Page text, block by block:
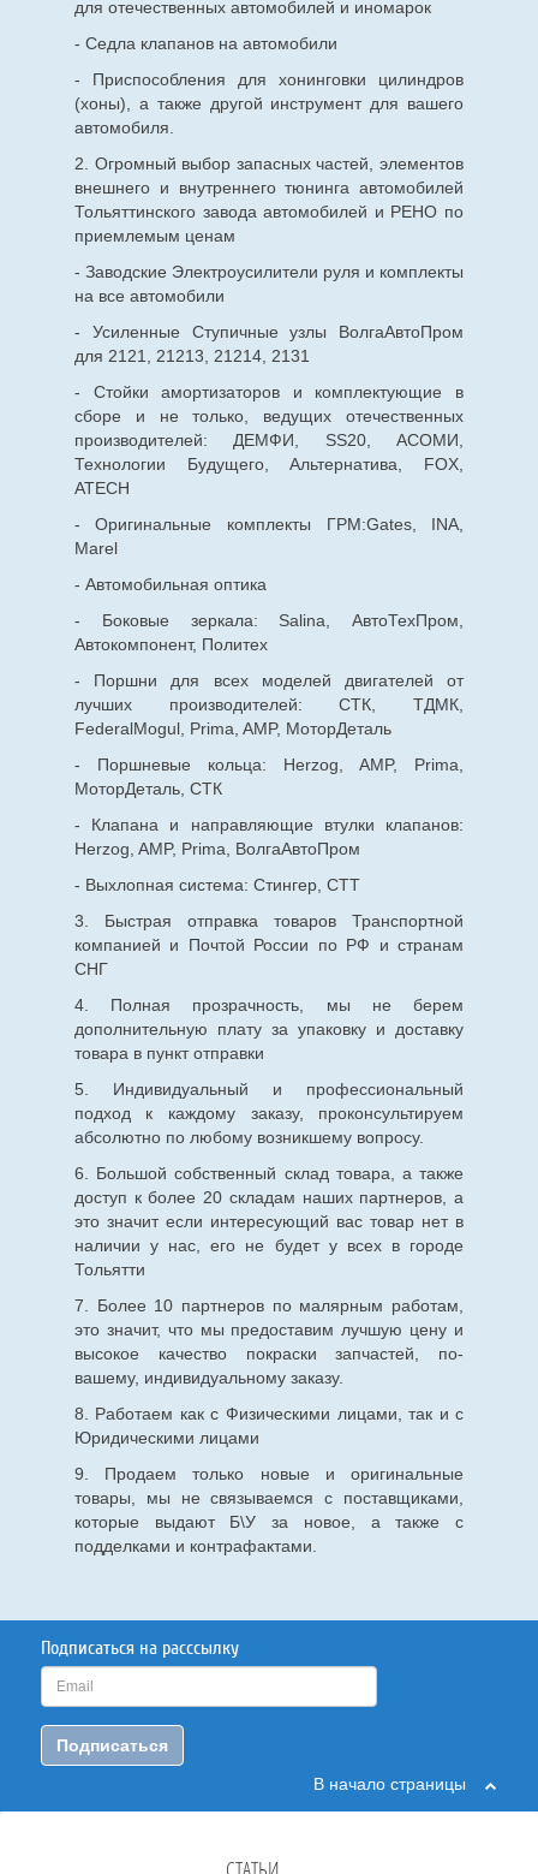
для отечественныхавтомобилей и иномарок
- Седла клапанов на автомобили
- Приспособления для хонинговки цилиндров
(хоны), а также другой инструмент для вашего
автомобиля.
2. Огромный выбор запасных частей, элементов
внешнего и внутреннего тюнинга автомобилей
Тольяттинского завода автомобилей и РЕНО по
приемлемым ценам
- Заводские Электроусилители руля и комплекты
на все автомобили
- Усиленные Ступичные узлы ВолгаАвтоПром
для 2121, 21213, 21214, 2131
- Стойки амортизаторов и комплектующие в
сборе и не только, ведущих отечественных
производителей: ДЕМФИ, SS20, АСОМИ,
Технологии Будущего, Альтернатива, FOX,
ATECH
- Оригинальные комплекты ГРМ:Gates, INA,
Marel
- Автомобильная оптика
- Боковые зеркала: Salina, АвтоТехПром,
Автокомпонент, Политех
- Поршни для всех моделей двигателей от
лучших производителей: СТК, ТДМК,
FederalMogul, Prima, AMP, МоторДеталь
- Поршневые кольца: Herzog, AMP, Prima,
МоторДеталь, СТК
- Клапана и направляющие втулки клапанов:
Herzog, AMP, Prima, ВолгаАвтоПром
- Выхлопная система: Стингер, СТТ
3. Быстрая отправка товаров Транспортной
компанией и Почтой России по РФ и странам
СНГ
4. Полная прозрачность, мы не берем
дополнительную плату за упаковку и доставку
товара в пункт отправки
5. Индивидуальный и профессиональный
подход к каждому заказу, проконсультируем
абсолютно по любому возникшему вопросу.
6. Большой собственный склад товара, а также
доступ к более 20 складам наших партнеров, а
это значит если интересующий вас товар нет в
наличии у нас, его не будет у всех в городе
Тольятти
7. Более 10 партнеров по малярным работам,
это значит, что мы предоставим лучшую цену и
высокое качество покраски запчастей, по-
вашему, индивидуальному заказу.
8. Работаем как с Физическими лицами, так и с
Юридическими лицами
9. Продаем только новые и оригинальные
товары, мы не связываемся с поставщиками,
которые выдают Б\У за новое, а также с
подделками и контрафактами.
Подписаться на расссылку
Подписаться
В начало страницы